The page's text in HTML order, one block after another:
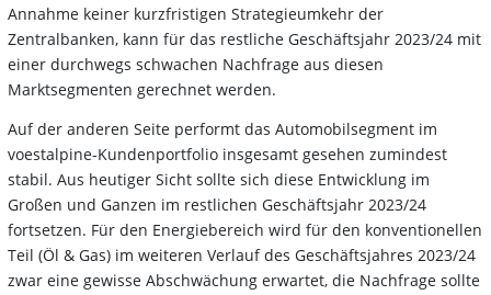
Annahme keiner kurzfristigen Strategieumkehr der
Zentralbanken, kann für das restliche Geschäftsjahr 2023/24 mit
einer durchwegs schwachen Nachfrage aus diesen
Marktsegmenten gerechnet werden.
Auf der anderen Seite performt das Automobilsegment im
voestalpine-Kundenportfolio insgesamt gesehen zumindest
stabil. Aus heutiger Sicht sollte sich diese Entwicklung im
Großen und Ganzen im restlichen Geschäftsjahr 2023/24
fortsetzen. Für den Energiebereich wird für den konventionellen
Teil (Öl & Gas) im weiteren Verlauf des Geschäftsjahres 2023/24
zwar eine gewisse Abschwächung erwartet, die Nachfrage sollte